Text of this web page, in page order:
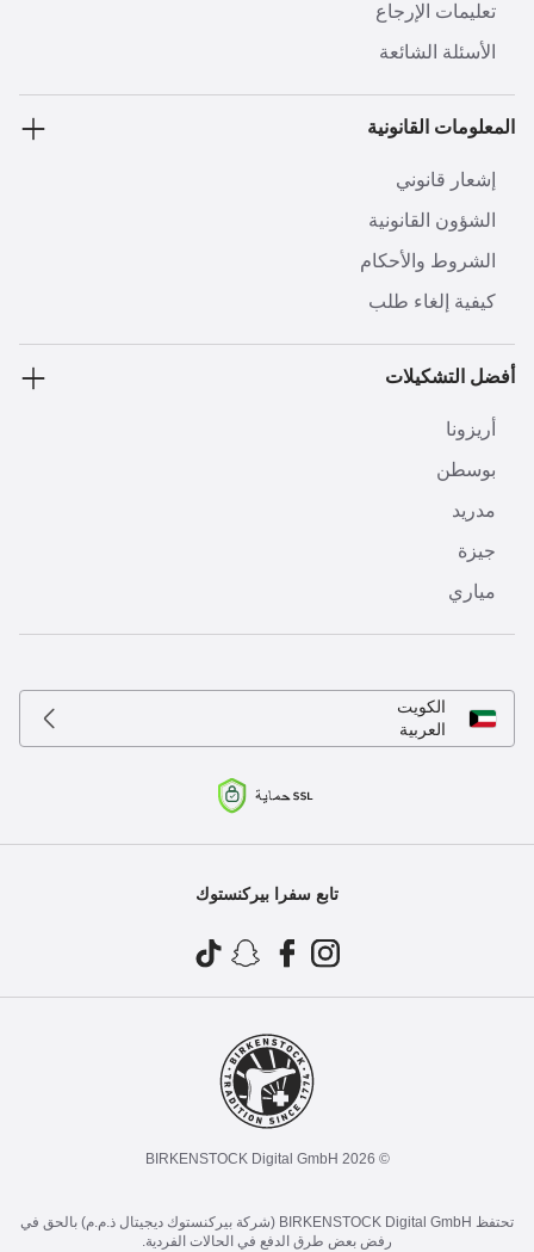
تعليمات الإرجاع
الأسئلة الشائعة
المعلومات القانونية
إشعار قانوني
الشؤون القانونية
الشروط والأحكام
كيفية إلغاء طلب
أفضل التشكيلات
أريزونا
بوسطن
مدريد
جيزة
مياري
الكويت
العربية
تابع سفرا بيركنستوك
© 2026 BIRKENSTOCK Digital GmbH
تحتفظ BIRKENSTOCK Digital GmbH (شركة بيركنستوك ديجيتال ذ.م.م) بالحق في
رفض بعض طرق الدفع في الحالات الفردية.